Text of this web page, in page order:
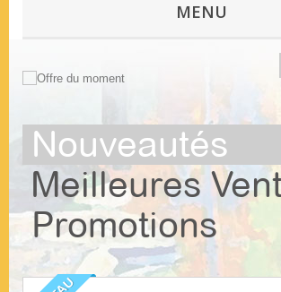
MENU
Nouveautés
Meilleures
Promotions